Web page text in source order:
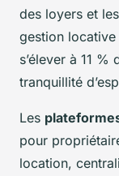
des loyers et
gestion
s’élever à 11
tranquillité
Les
pour
location,